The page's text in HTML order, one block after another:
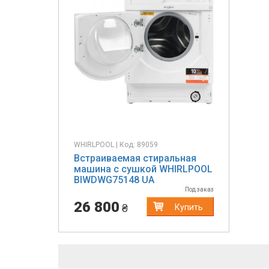
Previous
WHIRLPOOL | Код: 89059
Встраиваемая стиральная
машина с сушкой WHIRLPOOL
BIWDWG75148 UA
Под заказ
26 800 ₴ Купить